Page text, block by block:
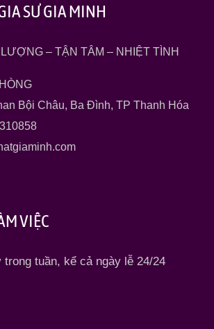
SƯ GIA MINH
– TẬN TÂM – NHIỆT TÌNH
Bội Châu, Ba Đình, TP Thanh Hóa
VIỆC
trong tuần, kể cả ngày lễ 24/24